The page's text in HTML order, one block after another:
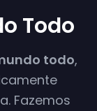
Todo
todo,
Fazemos